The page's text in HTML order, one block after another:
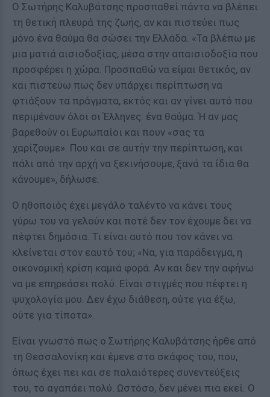
Ο Σωτήρης Καλυβάτσης προσπαθεί πάντα να βλέπει
τη θετική πλευρά της ζωής, αν και πιστεύει πως
μόνο ένα θαύμα θα σώσει την Ελλάδα. «Τα βλέπω με
μια ματιά αισιοδοξίας, μέσα στην απαισιοδοξία που
προσφέρει η χώρα. Προσπαθώ να είμαι θετικός, αν
και πιστεύω πως δεν υπάρχει περίπτωση να
φτιάξουν τα πράγματα, εκτός και αν γίνει αυτό που
περιμένουν όλοι οι Έλληνες: ένα θαύμα. Ή αν μας
βαρεθούν οι Ευρωπαίοι και πουν «σας τα
χαρίζουμε». Που και σε αυτήν την περίπτωση, και
πάλι από την αρχή να ξεκινήσουμε, ξανά τα ίδια θα
κάνουμε», δήλωσε.
Ο ηθοποιός έχει μεγάλο ταλέντο να κάνει τους
γύρω του να γελούν και ποτέ δεν τον έχουμε δει να
πέφτει δημόσια. Τι είναι αυτό που τον κάνει να
κλείνεται στον εαυτό του; «Να, για παράδειγμα, η
οικονομική κρίση καμιά φορά. Αν και δεν την αφήνω
να με επηρεάσει πολύ. Είναι στιγμές που πέφτει η
ψυχολογία μου. Δεν έχω διάθεση, ούτε για έξω,
ούτε για τίποτα».
Είναι γνωστό πως ο Σωτήρης Καλυβάτσης ήρθε από
τη Θεσσαλονίκη και έμενε στο σκάφος του, που,
όπως έχει πει και σε παλαιότερες συνεντεύξεις
του, το αγαπάει πολύ. Ωστόσο, δεν μένει πια εκεί. Ο